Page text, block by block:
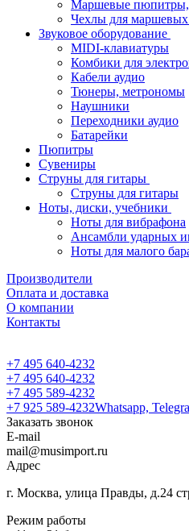
Маршевые
Чехлы для маршевых
Звуковое оборудование
MIDI-клавиатуры
Комбики для
Кабели аудио
Тюнеры, метрономы
Наушники
Переходники аудио
Батарейки
Пюпитры
Сувениры
Струны для гитары
Струны для гитары
Ноты, диски, учебники
Ноты для вибрафона
Ансамбли ударных
Ноты для малого
Производители
Оплата и доставка
О компании
Контакты
+7 495 640-4232
+7 495 640-4232
+7 495 589-4232
+7 925 589-4232Whatsapp,
Заказать звонок
E-mail
mail@musimport.ru
Адрес
г. Москва, улица Правды, д.24
Режим работы